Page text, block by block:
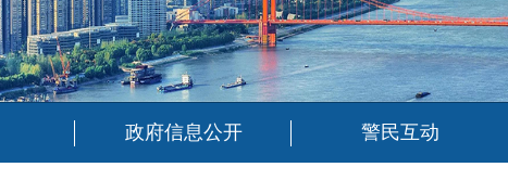
政府信息公开 警民互动